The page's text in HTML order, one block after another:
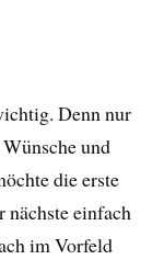
Denn nur
und
die erste
nächste einfach
im Vorfeld